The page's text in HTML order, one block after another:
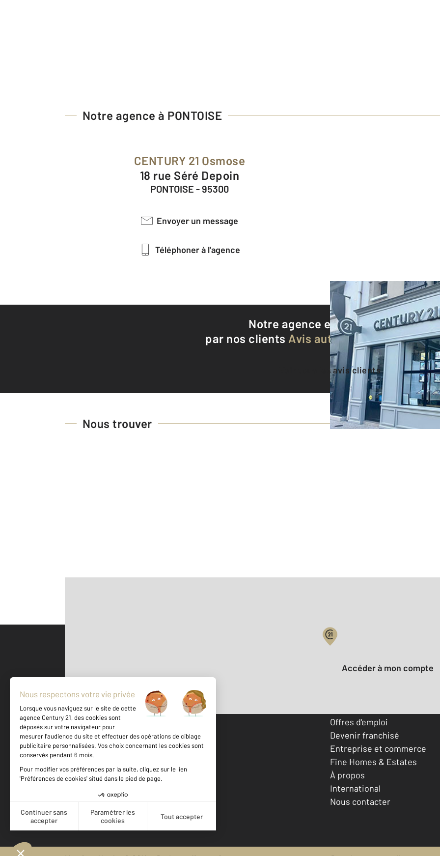
Notre agence à PONTOISE
CENTURY 21 Osmose
18 rue Séré Depoin
PONTOISE - 95300
Envoyer un message
Téléphoner à l'agence
Notre agence est notée8,5/10
par nos clients Avis authentifiés par
Voir tous les avis clients
Nous trouver
500 m ©Mappy
Votre compte :
Accéder à mon compte
Votre agence est notée
Achat
Offres d'emploi
Devenir franchisé
Entreprise et commerce
Fine Homes & Estates
À propos
International
Nous contacter